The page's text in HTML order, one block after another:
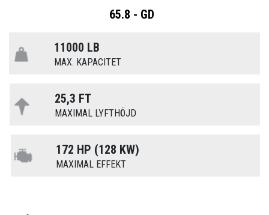
65.8 - GD
11000 LB
MAX. KAPACITET
25,3 FT
MAXIMAL LYFTHÖJD
172 HP (128 KW)
MAXIMAL EFFEKT